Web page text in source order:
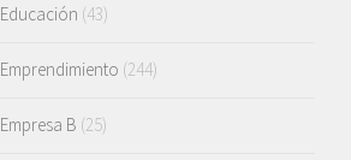
Educación (43)
Emprendimiento (244)
Empresa B (25)